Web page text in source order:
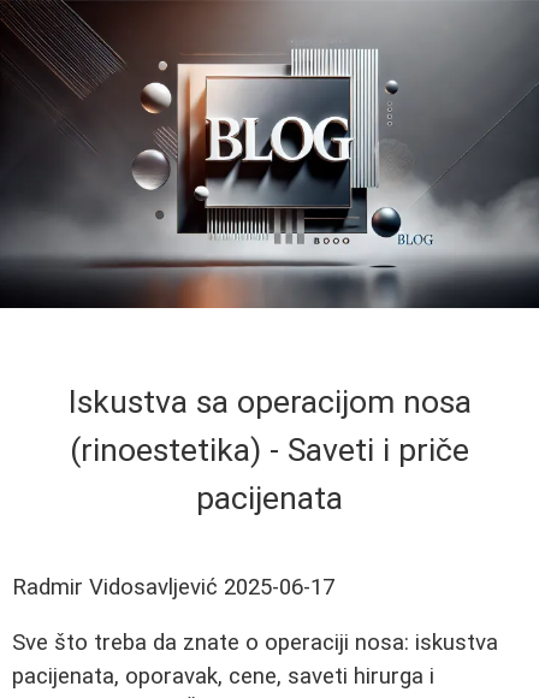
Iskustva sa operacijom nosa
(rinoestetika) - Saveti i priče
pacijenata
Radmir Vidosavljević 2025-06-17
Sve što treba da znate o operaciji nosa: iskustva
pacijenata, oporavak, cene, saveti hirurga i